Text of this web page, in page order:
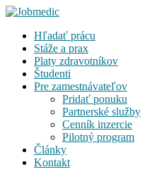
Hľadať prácu
Stáže a prax
Platy zdravotníkov
Študenti
Pre zamestnávateľov
Pridať ponuku
Partnerské služby
Cenník inzercie
Pilotný program
Články
Kontakt